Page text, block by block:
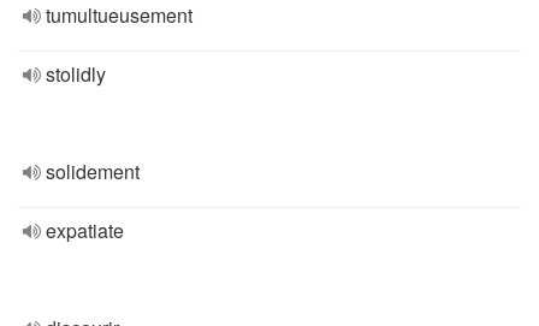
tumultueusement
stolidly
solidement
expatiate